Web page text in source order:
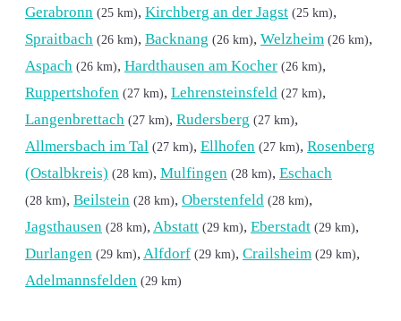
Gerabronn (25 km), Kirchberg an der Jagst (25 km),
Spraitbach (26 km), Backnang (26 km), Welzheim (26 km),
Aspach (26 km), Hardthausen am Kocher (26 km),
Ruppertshofen (27 km), Lehrensteinsfeld (27 km),
Langenbrettach (27 km), Rudersberg (27 km),
Allmersbach im Tal (27 km), Ellhofen (27 km), Rosenberg
(Ostalbkreis) (28 km), Mulfingen (28 km), Eschach
(28 km), Beilstein (28 km), Oberstenfeld (28 km),
Jagsthausen (28 km), Abstatt (29 km), Eberstadt (29 km),
Durlangen (29 km), Alfdorf (29 km), Crailsheim (29 km),
Adelmannsfelden (29 km)